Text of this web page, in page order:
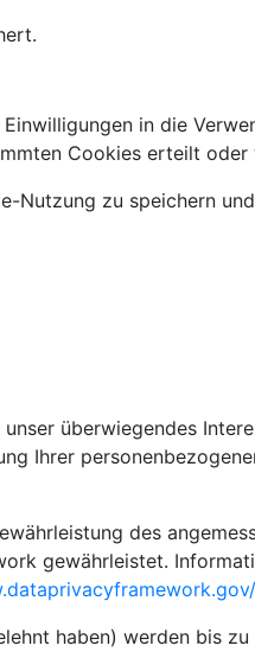
in die
Cookies erteilt oder
zu speichern
überwiegendes
Ihrer
des
gewährleistet.
haben) werden bis